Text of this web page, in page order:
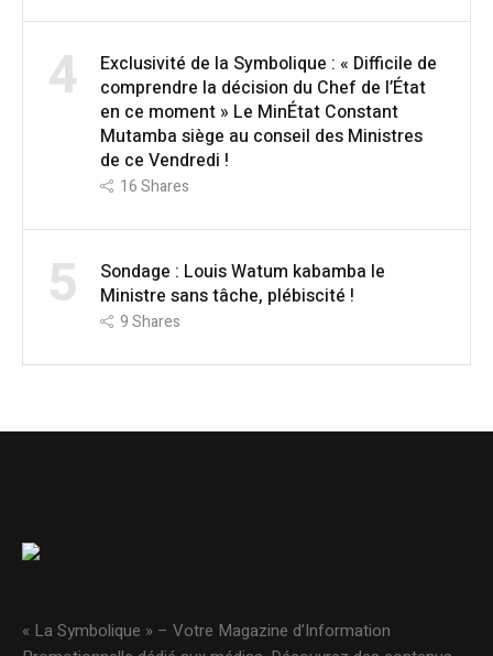
4
Exclusivité de la Symbolique : « Difficile de
comprendre la décision du Chef de l’État
en ce moment » Le MinÉtat Constant
Mutamba siège au conseil des Ministres
de ce Vendredi !
16Shares
5
Sondage : Louis Watum kabamba le
Ministre sans tâche, plébiscité !
9Shares
« La Symbolique » – Votre Magazine d’Information